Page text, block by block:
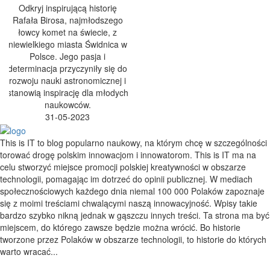
Odkryj inspirującą historię
Rafała Birosa, najmłodszego
łowcy komet na świecie, z
niewielkiego miasta Świdnica w
Polsce. Jego pasja i
determinacja przyczyniły się do
rozwoju nauki astronomicznej i
stanowią inspirację dla młodych
naukowców.
31-05-2023
This is IT to blog popularno naukowy, na którym chcę w szczególności
torować drogę polskim innowacjom i innowatorom. This is IT ma na
celu stworzyć miejsce promocji polskiej kreatywności w obszarze
technologii, pomagając im dotrzeć do opinii publicznej. W mediach
społecznościowych każdego dnia niemal 100 000 Polaków zapoznaje
się z moimi treściami chwalącymi naszą innowacyjność. Wpisy takie
bardzo szybko nikną jednak w gąszczu innych treści. Ta strona ma być
miejscem, do którego zawsze będzie można wrócić. Bo historie
tworzone przez Polaków w obszarze technologii, to historie do których
warto wracać...